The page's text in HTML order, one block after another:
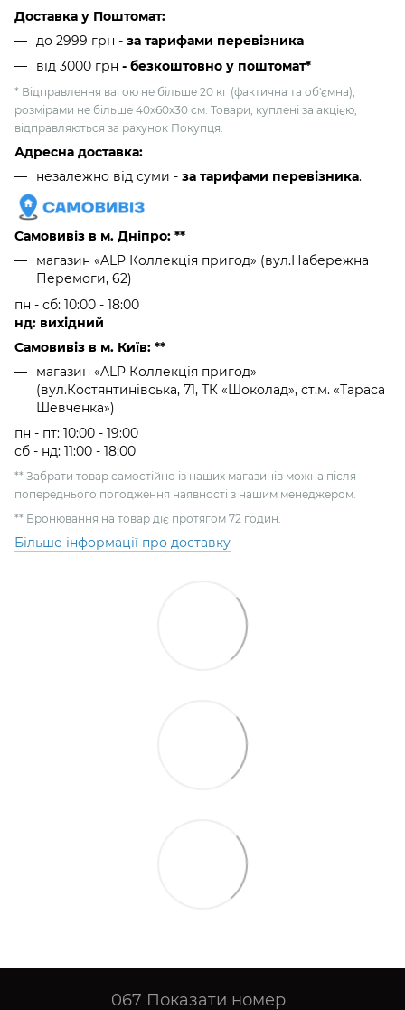
Доставка у Поштомат:
до 2999 грн - за тарифами перевізника
від 3000 грн - безкоштовно у поштомат*
* Відправлення вагою не більше 20 кг (фактична та об'ємна),
розмірами не більше 40х60х30 см. Товари, куплені за акцією,
відправляються за рахунок Покупця.
Адресна доставка:
незалежно від суми - за тарифами перевізника.
Самовивіз в м. Дніпро: **
магазин «ALP Коллекція пригод» (вул.Набережна
Перемоги, 62)
пн - сб: 10:00 - 18:00
нд: вихідний
Самовивіз в м. Київ: **
магазин «ALP Коллекція пригод»
(вул.Костянтинівська, 71, ТК «Шоколад», ст.м. «Тараса
Шевченка»)
пн - пт: 10:00 - 19:00
сб - нд: 11:00 - 18:00
** Забрати товар самостійно із наших магазинів можна після
попереднього погодження наявності з нашим менеджером.
** Бронювання на товар діє протягом 72 годин.
Більше інформації про доставку
067 Показати номер